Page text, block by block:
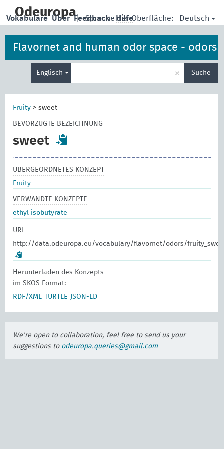
main
Odeuropa| Sprache der Oberfläche: Deutsch
Vokabulare Über Feedback Hilfe
Flavornet and human odor space - odors
Englisch × Suche
Fruity >sweet
BEVORZUGTE BEZEICHNUNG
sweet
ÜBERGEORDNETES KONZEPT
Fruity
VERWANDTE KONZEPTE
ethyl isobutyrate
URI
http://data.odeuropa.eu/vocabulary/flavornet/odors/
Herunterladen des Konzepts
im SKOS Format:
RDF/XML
TURTLE JSON-LD
We're open to collaboration, feel free to send us your
suggestions to odeuropa.queries@gmail.com